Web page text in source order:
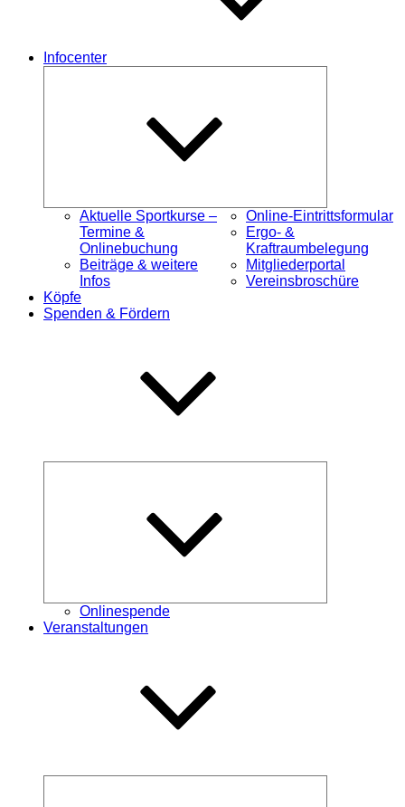
Infocenter
Aktuelle Sportkurse –
Termine &
Onlinebuchung
Beiträge & weitere
Infos
Online-Eintrittsformular
Ergo- &
Kraftraumbelegung
Mitgliederportal
Vereinsbroschüre
Köpfe
Spenden & Fördern
Onlinespende
Veranstaltungen